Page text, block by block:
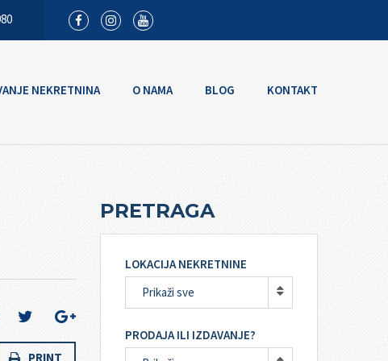
NEKRETNINA O NAMA BLOG KONTAKT
PRINT
PRETRAGA
LOKACIJA NEKRETNINE
Prikaži sve
PRODAJA ILI IZDAVANJE?